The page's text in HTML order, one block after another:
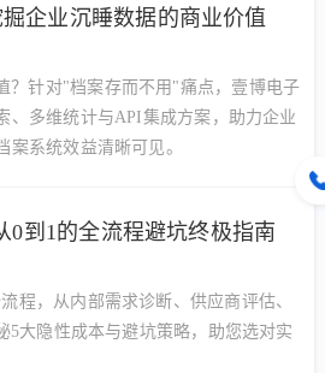
企业沉睡数据的商业价值
？针对"档案存而不用"痛点，壹博电子
、多维统计与API集成方案，助力企业
案系统效益清晰可见。
0到1的全流程避坑终极指南
程，从内部需求诊断、供应商评估、
5大隐性成本与避坑策略，助您选对实